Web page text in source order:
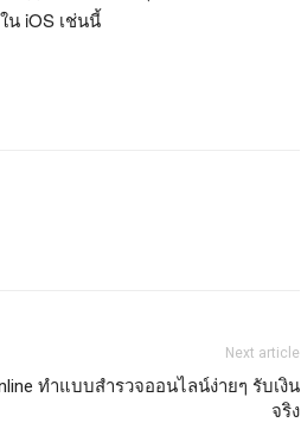
น iOS เช่นนี้
Next article
ทำแบบสำรวจออนไลน์ง่ายๆ รับเงิน
จริง